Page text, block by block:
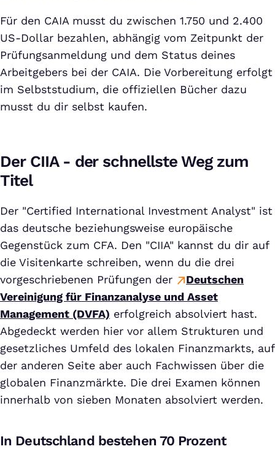
Für den CAIA musst du zwischen 1.750 und 2.400
US-Dollar bezahlen, abhängig vom Zeitpunkt der
Prüfungsanmeldung und dem Status deines
Arbeitgebers bei der CAIA. Die Vorbereitung erfolgt
im Selbststudium, die offiziellen Bücher dazu
musst du dir selbst kaufen.
Der CIIA - der schnellste Weg zum
Titel
Der "Certified International Investment Analyst" ist
das deutsche beziehungsweise europäische
Gegenstück zum CFA. Den "CIIA" kannst du dir auf
die Visitenkarte schreiben, wenn du die drei
vorgeschriebenen Prüfungen der
Deutschen
Vereinigung für Finanzanalyse und Asset
Management (DVFA) erfolgreich absolviert hast.
Abgedeckt werden hier vor allem Strukturen und
gesetzliches Umfeld des lokalen Finanzmarkts, auf
der anderen Seite aber auch Fachwissen über die
globalen Finanzmärkte. Die drei Examen können
innerhalb von sieben Monaten absolviert werden.
In Deutschland bestehen 70 Prozent